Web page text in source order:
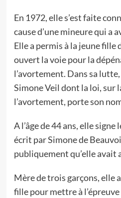
En 1972, elle s’est faite
cause d’une mineure qui a
Elle a permis à la jeune fille
ouvert la voie pour la
l’avortement. Dans sa
Simone Veil dont la loi, sur
l’avortement, porte son
A l’âge de 44 ans, elle
écrit par Simone de
publiquement qu’elle avait
Mère de trois garçons, elle
fille pour mettre à